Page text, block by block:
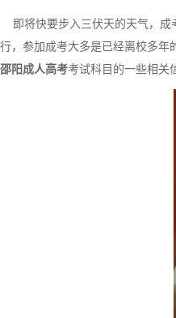
即将快要步入三伏天的天气，成
行，参加成考大多是已经离校多年
邵阳成人高考考试科目的一些相关